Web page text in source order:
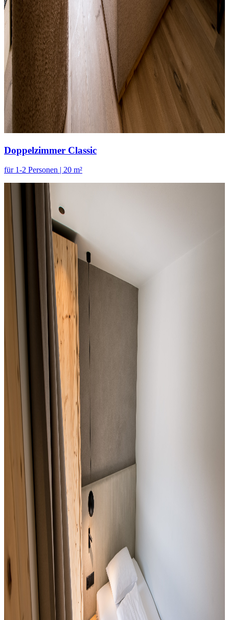
Doppelzimmer Classic
für 1-2 Personen | 20 m²